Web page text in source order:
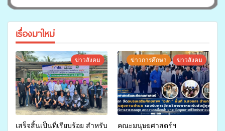
เรื่องมาใหม่
ข่าวสังคม
เสร็จสิ้นเป็นที่เรียบร้อย สำหรับ
ข่าวการศึกษา ข่าวสังคม
คณะมนุษยศาสตร์ฯ